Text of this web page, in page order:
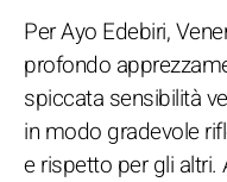
Per Ayo Edebiri,
profondo
spiccata sensibilità
in modo gradevole
e rispetto per gli